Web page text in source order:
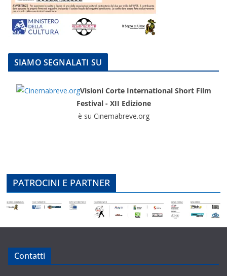
SIAMO SEGNALATI SU
Visioni Corte International Short Film
Festival - XII Edizione
è su Cinemabreve.org
PATROCINI E PARTNER
Contatti